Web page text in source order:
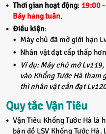
Thời gian hoạt động: 19:00
Bảy hàng tuần.
Điều kiện:
Máy chủ đã mở giới hạn
Nhân vật đạt cấp thấp
Ví dụ: Máy chủ mở
vào Khổng Tước Hà tham
thì nhân vật cần đạt
Quy tắc Vận Tiêu
Vận Tiêu Khổng Tước Hà là
bản đồ LSV Khổng Tước